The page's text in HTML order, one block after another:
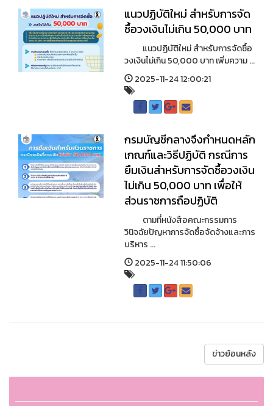
แนวปฏิบัติใหม่ สำหรับการจัด
ซื้อวงเงินไม่เกิน 50,000 บาท
แนวปฏิบัติใหม่ สำหรับการจัดซื้อ
วงเงินไม่เกิน 50,000 บาท เพิ่มความ ...
2025-11-24 12:00:21
กรมบัญชีกลางจึงกำหนดหลัก
เกณฑ์และวิธีปฏิบัติ กรณีการ
ยืมเงินสำหรับการจัดซื้อวงเงิน
ไม่เกิน 50,000 บาท เพื่อให้
ส่วนราชการถือปฏิบัติ
ตามที่หนังสือคณะกรรมการ
วินิจฉัยปัญหาการจัดซื้อจัดจ้างและการ
บริหาร ...
2025-11-24 11:50:06
ข่าวย้อนหลัง